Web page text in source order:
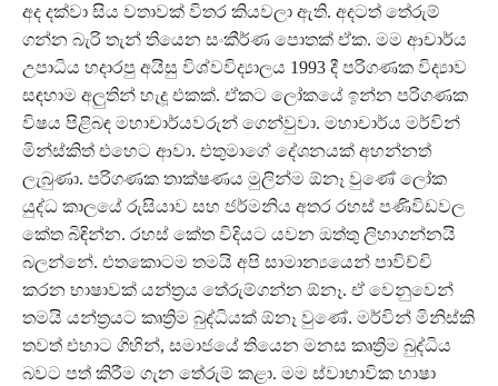
අද දක්වා සිය වතාවක් විතර කියවලා ඇති. අදටත් තේරුම්
ගන්න බැරි තැන් තියෙන සංකීර්ණ පොතක් ඒක. මම ආචාර්ය
උපාධිය හදාරපු අයිසු විශ්වවිද්‍යාලය 1993 දී පරිගණක විද්‍යාව
සඳහාම අලුතින් හැදූ එකක්. ඒකට ලෝකයේ ඉන්න පරිගණක
විෂය පිළිබඳ මහාචාර්යවරුන් ගෙන්වුවා. මහාචාර්ය මර්වින්
මින්ස්කිත් එහෙට ආවා. එතුමාගේ දේශනයක් අහන්නත්
ලැබුණා. පරිගණක තාක්ෂණය මුලින්ම ඕනෑ වුණේ ලෝක
යුද්ධ කාලයේ රුසියාව සහ ජර්මනිය අතර රහස් පණිවිඩවල
කේත බිඳින්න. රහස් කේත විදියට යවන ඔත්තු ලිහාගන්නයි
බලන්නේ. එතකොටම තමයි අපි සාමාන්‍යයෙන් පාවිච්චි
කරන භාෂාවක් යන්ත්‍රය තේරුම්ගන්න ඕනෑ. ඒ වෙනුවෙන්
තමයි යන්ත්‍රයට කෘත්‍රිම බුද්ධියක් ඕනෑ වුණේ. මර්වින් මිනිස්කි
තවත් එහාට ගිහින්, සමාජයේ තියෙන මනස කෘත්‍රිම බුද්ධිය
බවට පත් කිරීම ගැන තේරුම් කළා. මම ස්වාභාවික භාෂා